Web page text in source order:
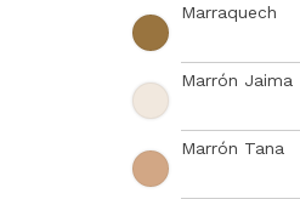
Marraquech
Marrón Jaima
Marrón Tana